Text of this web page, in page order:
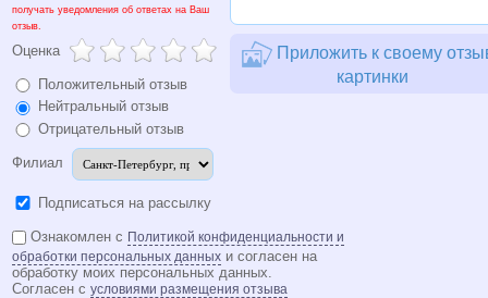
получать уведомления об ответах на Ваш
отзыв.
Оценка
Положительный отзыв
Нейтральный отзыв
Отрицательный отзыв
Филиал
Подписаться на рассылку
Приложить к своему
картинки
Ознакомлен с Политикой конфиденциальности и
обработки персональных данных и согласен на
обработку моих персональных данных.
Согласен с условиями размещения отзыва